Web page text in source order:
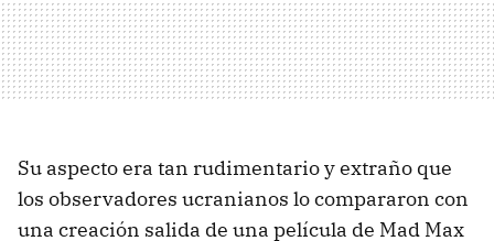
Su aspecto era tan rudimentario y extraño que
los observadores ucranianos lo compararon con
una creación salida de una película de Mad Max